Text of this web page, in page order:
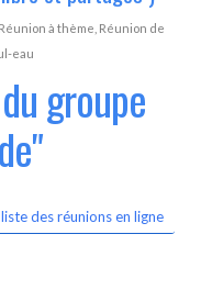
Réunion à thème Réunion de
eau
groupe
des réunions en ligne